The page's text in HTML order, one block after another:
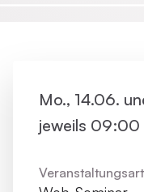
Mo., 14.06.
jeweils 09:00
Veranstaltungsart